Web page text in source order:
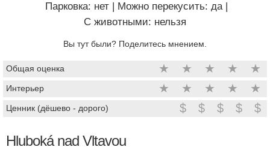
Парковка: нет | Можно перекусить: да |
C животными: нельзя
Вы тут были? Поделитесь мнением.
Общая оценка ★ ★ ★ ★ ★
Интерьер ★ ★ ★ ★ ★
Ценник (дёшево - дорого) $ $ $ $ $
Hluboká nad Vltavou